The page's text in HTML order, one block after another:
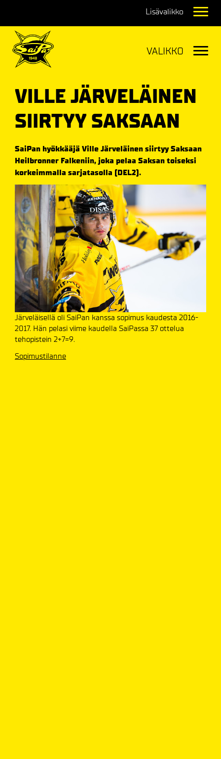
VILLE JÄRVELÄINEN
SIIRTYY SAKSAAN
SaiPan hyökkääjä Ville Järveläinen siirtyy Saksaan
Heilbronner Falkeniin, joka pelaa Saksan toiseksi
korkeimmalla sarjatasolla (DEL2).
Järveläisellä oli SaiPan kanssa sopimus kaudesta 2016-
2017. Hän pelasi viime kaudella SaiPassa 37 ottelua
tehopistein 2+7=9.
Sopimustilanne